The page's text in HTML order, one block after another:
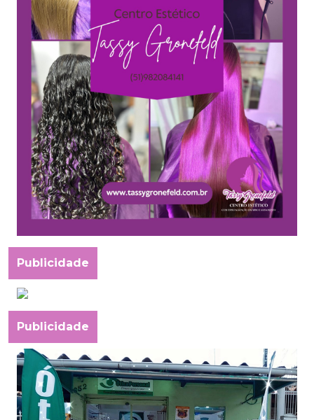
Publicidade
Publicidade